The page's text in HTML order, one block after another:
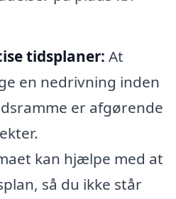
tidsplaner: At
en nedrivning inden
er afgørende
kan hjælpe med at
så du ikke står